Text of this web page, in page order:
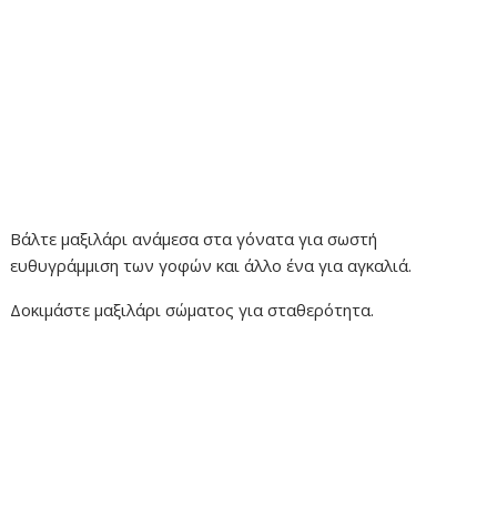
Βάλτε μαξιλάρι ανάμεσα στα γόνατα για σωστή
ευθυγράμμιση των γοφών και άλλο ένα για αγκαλιά.
Δοκιμάστε μαξιλάρι σώματος για σταθερότητα.